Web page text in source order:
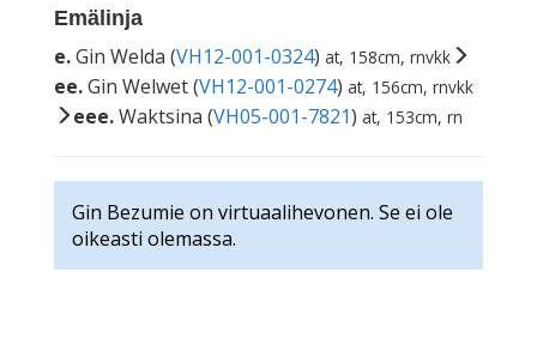
Emälinja
e.Gin Welda (VH12-001-0324) at, 158cm, rnvkk
ee.Gin Welwet (VH12-001-0274) at, 156cm, rnvkk
eee.Waktsina (VH05-001-7821) at, 153cm, rn
Gin Bezumie on virtuaalihevonen. Se ei ole
oikeasti olemassa.